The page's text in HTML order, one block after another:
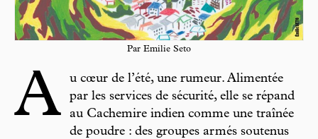
Par Emilie Seto
A
u cœur de l’été, une rumeur. Alimentée
par les services de sécurité, elle se répand
au Cachemire indien comme une traînée
de poudre : des groupes armés soutenus